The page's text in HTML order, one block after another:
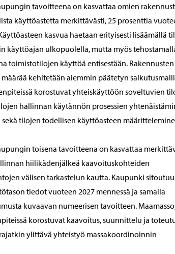
tavoitteena on kasvattaa omien
käyttöastetta merkittävästi, 25 prosenttia
kasvua haetaan erityisesti lisäämällä
käyttöajan ulkopuolella, mutta myös
toimistotilojen käyttöä entisestään.
kehitetään aiemmin päätetyn
korostuvat yhteiskäyttöön soveltuvien
hallinnan käytännön prosessien
tilojen todellisen käyttöasteen
toisena tavoitteena on kasvattaa
hiilikädenjälkeä kaavoituskohteiden
välisen tarkastelun kautta. Kaupunki sitoutuu
tiedot vuoteen 2027 mennessä ja samalla
kuvaavan numeerisen tavoitteen.
korostuvat kaavoitus, suunnittelu ja
ylittävä yhteistyö massakoordinoinnin